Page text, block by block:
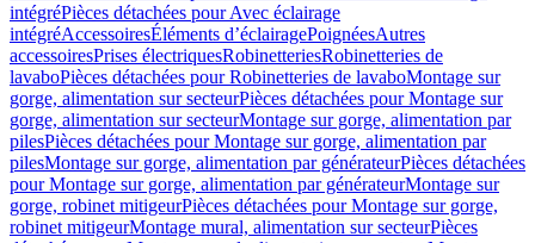
intégréPièces détachées pour Avec éclairage
intégréAccessoiresÉléments d’éclairagePoignéesAutres
accessoiresPrises électriquesRobinetteriesRobinetteries de
lavaboPièces détachées pour Robinetteries de lavaboMontage sur
gorge, alimentation sur secteurPièces détachées pour Montage sur
gorge, alimentation sur secteurMontage sur gorge, alimentation par
pilesPièces détachées pour Montage sur gorge, alimentation par
pilesMontage sur gorge, alimentation par générateurPièces détachées
pour Montage sur gorge, alimentation par générateurMontage sur
gorge, robinet mitigeurPièces détachées pour Montage sur gorge,
robinet mitigeurMontage mural, alimentation sur secteurPièces